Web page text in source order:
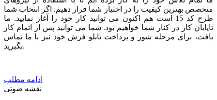
متخصص بهترین کیفیت را در اختیار شما قرار دهیم. اگر انتخاب شما
طرح کد 15 است هم اکنون می توانید کار خود را آغاز نمایید. ما
تاپایان کار در کنار شما خواهیم بود. شما می توانید پس از اتمام کار
بافت، برای مرحله شور و پرداخت تابلو فرش خود نیز با ما تماس
بگیرید.
ادامه مطلب
نقشه صوتی